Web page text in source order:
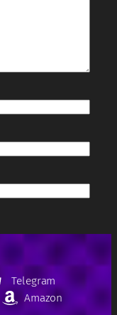
Telegram
Amazon